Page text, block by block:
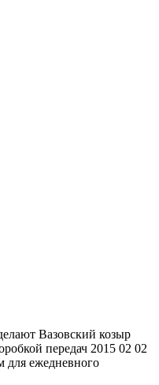
Вазовский козыр
передач 2015 02 02
ежедневного